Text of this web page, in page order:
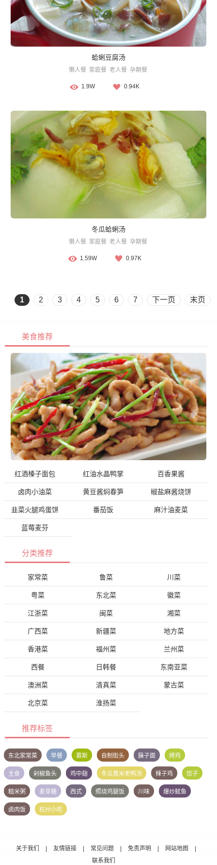
蛤蜊豆腐汤
懒人餐 家庭餐 老人餐 孕期餐
1.9W 0.94K
冬瓜蛤蜊汤
懒人餐 家庭餐 老人餐 孕期餐
1.59W 0.97K
1 2 3 4 5 6 7 下一页 末页
美食推荐
红酒榛子面包 红油水晶鸭掌 百香果酱
卤肉小油菜 黄豆酱焖春笋 椒盐麻酱烧饼
韭菜火腿鸡蛋饼 番茄饭 麻汁油麦菜
蓝莓麦芬
分类推荐
家常菜 鲁菜 川菜
粤菜 东北菜 徽菜
江浙菜 闽菜 湘菜
广西菜 新疆菜 地方菜
香港菜 福州菜 兰州菜
西餐 日韩餐 东南亚菜
澳洲菜 清真菜 蒙古菜
北京菜 淮扬菜
推荐标签
东北家常菜 早餐 慕斯 自制街头 臊子面 烤鸡
主食 剁椒鱼头 鸡中翅 冬瓜薏米老鸭汤 辣子鸡 饺子
糙米粥 麦芽糖 西式 照烧鸡腿饭 川味 爆炒鱿鱼
卤肉饭 杭州小吃
关于我们 友情链接 常见问题 免责声明 网站地图
联系我们